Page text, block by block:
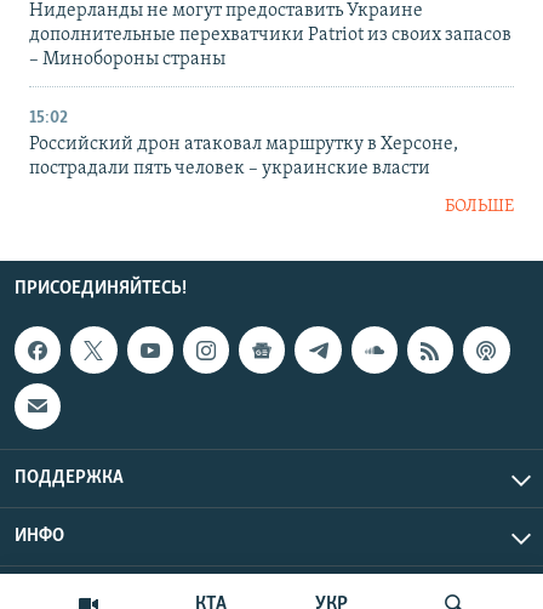
КТА УКР
Нидерланды не могут предоставить Украине
дополнительные перехватчики Patriot из своих запасов
– Минобороны страны
15:02
Российский дрон атаковал маршрутку в Херсоне,
пострадали пять человек – украинские власти
БОЛЬШЕ
ПРИСОЕДИНЯЙТЕСЬ!
ПОДДЕРЖКА
ИНФО
Copyright Крым.Реалии, 2026 | Все права защищены.
UTC+3